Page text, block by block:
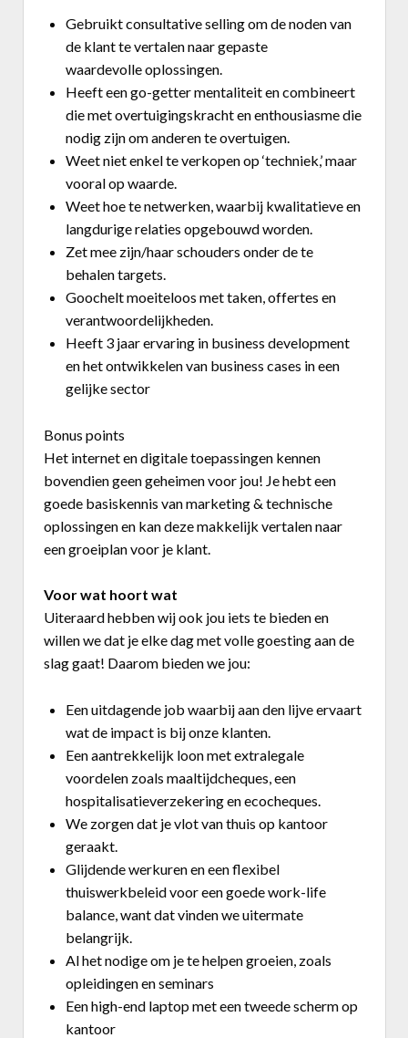
Gebruikt consultative selling om de noden van
de klant te vertalen naar gepaste
waardevolle oplossingen.
Heeft een go-getter mentaliteit en combineert
die met overtuigingskracht en enthousiasme die
nodig zijn om anderen te overtuigen.
Weet niet enkel te verkopen op ‘techniek,’ maar
vooral op waarde.
Weet hoe te netwerken, waarbij kwalitatieve en
langdurige relaties opgebouwd worden.
Zet mee zijn/haar schouders onder de te
behalen targets.
Goochelt moeiteloos met taken, offertes en
verantwoordelijkheden.
Heeft 3 jaar ervaring in business development
en het ontwikkelen van business cases in een
gelijke sector
Bonus points
Het internet en digitale toepassingen kennen
bovendien geen geheimen voor jou! Je hebt een
goede basiskennis van marketing & technische
oplossingen en kan deze makkelijk vertalen naar
een groeiplan voor je klant.
Voor wat hoort wat
Uiteraard hebben wij ook jou iets te bieden en
willen we dat je elke dag met volle goesting aan de
slag gaat! Daarom bieden we jou:
Een uitdagende job waarbij aan den lijve ervaart
wat de impact is bij onze klanten.
Een aantrekkelijk loon met extralegale
voordelen zoals maaltijdcheques, een
hospitalisatieverzekering en ecocheques.
We zorgen dat je vlot van thuis op kantoor
geraakt.
Glijdende werkuren en een flexibel
thuiswerkbeleid voor een goede work-life
balance, want dat vinden we uitermate
belangrijk.
Al het nodige om je te helpen groeien, zoals
opleidingen en seminars
Een high-end laptop met een tweede scherm op
kantoor